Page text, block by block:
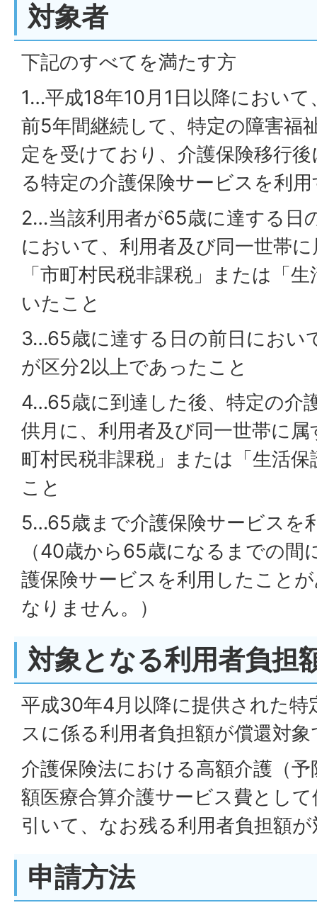
対象者
下記のすべてを満たす方
1…平成18年10月1日以降におい
前5年間継続して、特定の障害福
定を受けており、介護保険移行
る特定の介護保険サービスを利
2…当該利用者が65歳に達する日
において、利用者及び同一世帯
「市町村民税非課税」または「
いたこと
3…65歳に達する日の前日におい
が区分2以上であったこと
4…65歳に到達した後、特定の介
供月に、利用者及び同一世帯に
町村民税非課税」または「生活
こと
5…65歳まで介護保険サービスを
（40歳から65歳になるまでの間
護保険サービスを利用したこと
なりません。）
対象となる利用者負担
平成30年4月以降に提供された特
スに係る利用者負担額が償還対象
介護保険法における高額介護（
額医療合算介護サービス費とし
引いて、なお残る利用者負担額
申請方法